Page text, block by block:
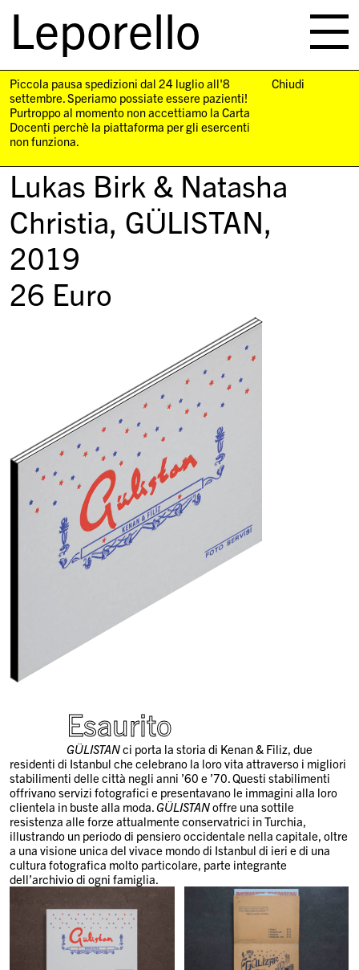
Leporello
navigation
Piccola pausa spedizioni dal 24 luglio all'8
settembre. Speriamo possiate essere pazienti!
Purtroppo al momento non accettiamo la Carta
Docenti perchè la piattaforma per gli esercenti
non funziona.
Chiudi
Lukas Birk & Natasha
Christia, GÜLISTAN,
2019
26 Euro
Esaurito
GÜLISTANci porta la storia di Kenan & Filiz, due
residenti di Istanbul che celebrano la loro vita attraverso i migliori
stabilimenti delle città negli anni ’60 e ’70. Questi stabilimenti
offrivano servizi fotografici e presentavano le immagini alla loro
clientela in buste alla moda.GÜLISTANoffre una sottile
resistenza alle forze attualmente conservatrici in Turchia,
illustrando un periodo di pensiero occidentale nella capitale, oltre
a una visione unica del vivace mondo di Istanbul di ieri e di una
cultura fotografica molto particolare, parte integrante
dell’archivio di ogni famiglia.